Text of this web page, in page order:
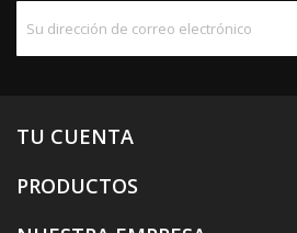
TU CUENTA
PRODUCTOS